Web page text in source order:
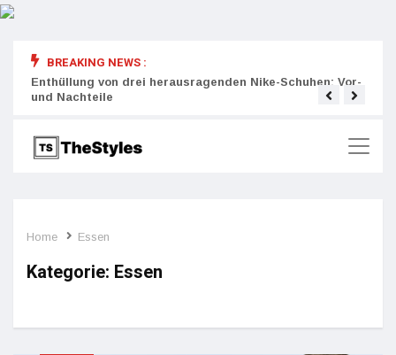
BREAKING NEWS :
Enthüllung von drei herausragenden Nike-Schuhen: Vor-
und Nachteile
Home Essen
Kategorie: Essen